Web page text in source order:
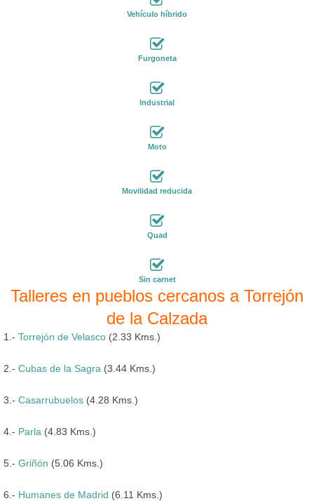
Vehículo híbrido
Furgoneta
Industrial
Moto
Movilidad reducida
Quad
Sin carnet
Talleres en pueblos cercanos a Torrejón
de la Calzada
1.- Torrejón de Velasco (2.33 Kms.)
2.- Cubas de la Sagra (3.44 Kms.)
3.- Casarrubuelos (4.28 Kms.)
4.- Parla (4.83 Kms.)
5.- Griñón (5.06 Kms.)
6.- Humanes de Madrid (6.11 Kms.)